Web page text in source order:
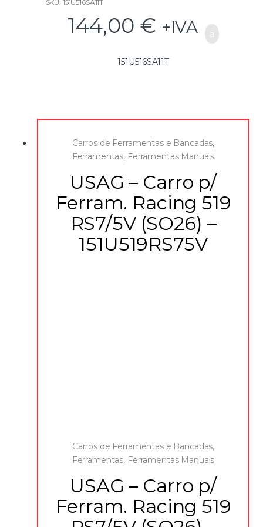
SKU: 151U516SA11T
144,00 € +IVA
151U516SA11T
Carros de Ferramentas e Bancadas,
Ferramentas, Ferramentas Manuais
USAG – Carro p/
Ferram. Racing 519
RS7/5V (SO26) –
151U519RS75V
Carros de Ferramentas e Bancadas,
Ferramentas, Ferramentas Manuais
USAG – Carro p/
Ferram. Racing 519